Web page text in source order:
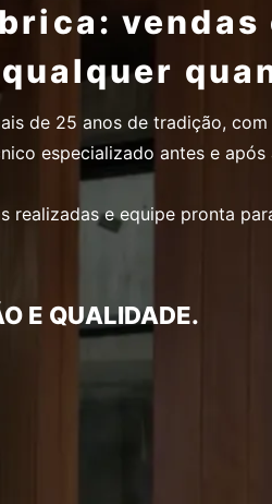
vendas
de 25 anos de tradição,
especializado antes e após
realizadas e equipe pronta
E QUALIDADE.